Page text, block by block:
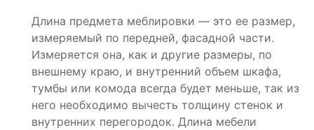
Длина предмета меблировки — это ее размер,
измеряемый по передней, фасадной части.
Измеряется она, как и другие размеры, по
внешнему краю, и внутренний объем шкафа,
тумбы или комода всегда будет меньше, так из
него необходимо вычесть толщину стенок и
внутренних перегородок. Длина мебели